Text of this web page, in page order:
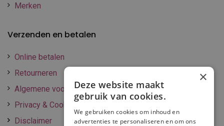
Merken
Verzenden en betalen
Online betalen
Retourneren
Algemene voorwaarden
Privacy & Cookie policy
Disclaimer
×
Deze website maakt
gebruik van cookies.
We gebruiken cookies om inhoud en
advertenties te personaliseren en om ons